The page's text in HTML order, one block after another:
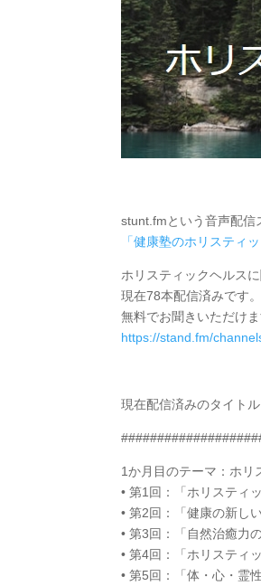
stunt.fmという音声配信
「健康塾のホリスティ
ホリスティックヘルス
現在78本配信済みです。
無料でお聞きいただけ
https://stand.fm/
現在配信済みのタイト
1か月目のテーマ：ホリ
• 第1回：「ホリスティ
• 第2回：「健康の新しい
• 第3回：「自然治癒力
• 第4回：「ホリスティ
• 第5回：「体・心・霊